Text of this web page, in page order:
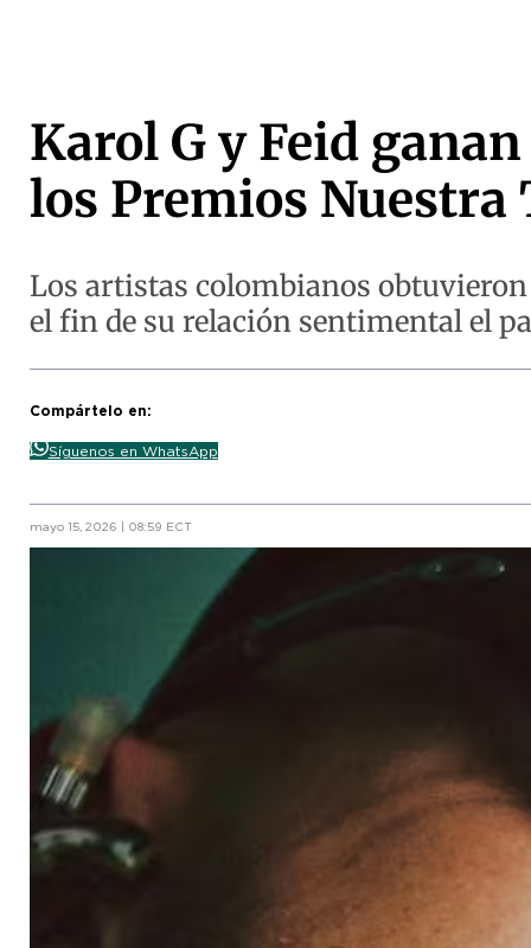
Karol G y Feid
los Premios Nuestra
Los artistas colombianos
el fin de su relación sentimental el
Compártelo en:
Síguenos en WhatsApp
mayo 15, 2026 | 08:59 ECT